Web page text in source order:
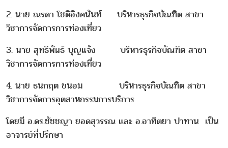
2. นาย ณรดา โชติอิงคนันท์ บริหารธุรกิจบัณฑิต สาขา
วิชาการจัดการการท่องเที่ยว
3. นาย สุทธิพันธ์ บุญแจ้ง บริหารธุรกิจบัณฑิต สาขา
วิชาการจัดการการท่องเที่ยว
4. นาย ธนกฤต ขนอม บริหารธุรกิจบัณฑิต สาขา
วิชาการจัดการอุตสาหกรรมการบริการ
โดยมี อ.ดร.ชัชชญา ยอดสุวรรณ และ อ.อาทิตยา ปาทาน เป็น
อาจารย์ที่ปรึกษา